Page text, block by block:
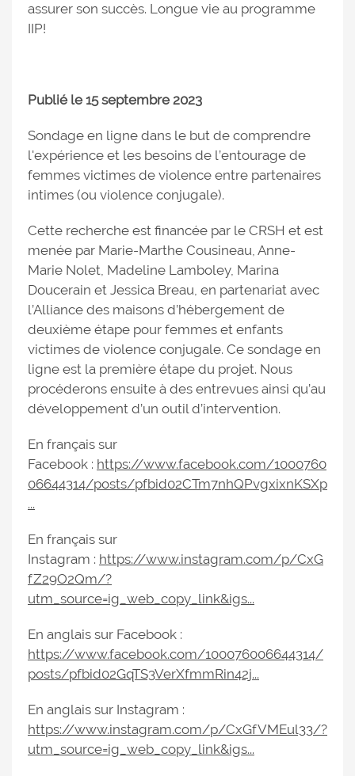
assurer son succès. Longue vie au programme
IIP!
Publié le 15 septembre 2023
Sondage en ligne dans le but de comprendre
l'expérience et les besoins de l’entourage de
femmes victimes de violence entre partenaires
intimes (ou violence conjugale).
Cette recherche est financée par le CRSH et est
menée par Marie-Marthe Cousineau, Anne-
Marie Nolet, Madeline Lamboley, Marina
Doucerain et Jessica Breau, en partenariat avec
l’Alliance des maisons d’hébergement de
deuxième étape pour femmes et enfants
victimes de violence conjugale. Ce sondage en
ligne est la première étape du projet. Nous
procéderons ensuite à des entrevues ainsi qu’au
développement d’un outil d’intervention.
En français sur
Facebook : https://www.facebook.com/1000760
06644314/posts/pfbid02CTm7nhQPvgxixnKSXp
...
En français sur
Instagram : https://www.instagram.com/p/CxG
fZ29O2Qm/?
utm_source=ig_web_copy_link&igs...
En anglais sur Facebook :
https://www.facebook.com/100076006644314/
posts/pfbid02GqTS3VerXfmmRin42j...
En anglais sur Instagram :
https://www.instagram.com/p/CxGfVMEul33/?
utm_source=ig_web_copy_link&igs...